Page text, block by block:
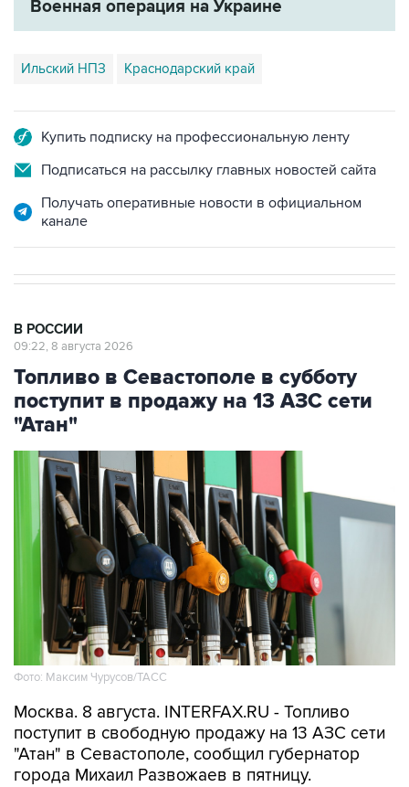
Военная операция на Украине
Ильский НПЗ Краснодарский край
Купить подписку на профессиональную ленту
Подписаться на рассылку главных новостей сайта
Получать оперативные новости в официальном
канале
В РОССИИ
09:22, 8 августа 2026
Топливо в Севастополе в субботу
поступит в продажу на 13 АЗС сети
"Атан"
Фото: Максим Чурусов/ТАСС
Москва. 8 августа. INTERFAX.RU - Топливо
поступит в свободную продажу на 13 АЗС сети
"Атан" в Севастополе, сообщил губернатор
города Михаил Развожаев в пятницу.